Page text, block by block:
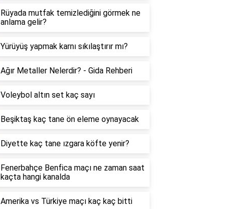
Rüyada mutfak temizlediğini görmek ne
anlama gelir?
Yürüyüş yapmak karnı sıkılaştırır mı?
Ağır Metaller Nelerdir? - Gida Rehberi
Voleybol altın set kaç sayı
Beşiktaş kaç tane ön eleme oynayacak
Diyette kaç tane ızgara köfte yenir?
Fenerbahçe Benfica maçı ne zaman saat
kaçta hangi kanalda
Amerika vs Türkiye maçı kaç kaç bitti